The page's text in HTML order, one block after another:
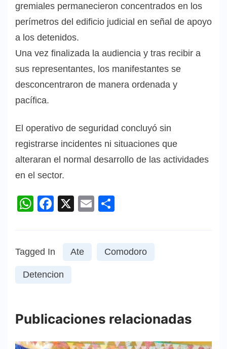
gremiales permanecieron concentrados en los
perímetros del edificio judicial en señal de apoyo
a los detenidos.
Una vez finalizada la audiencia y tras recibir a
sus representantes, los manifestantes se
desconcentraron de manera ordenada y
pacífica.
El operativo de seguridad concluyó sin
registrarse incidentes ni situaciones que
alteraran el normal desarrollo de las actividades
en el sector.
WhatsApp
Facebook
X Email
Tagged In Ate Comodoro
Detencion
Publicaciones relacionadas